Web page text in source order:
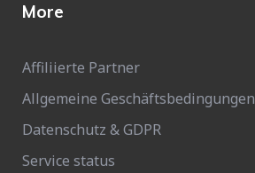
More
Affiliierte Partner
Allgemeine Geschäftsbedingungen
Datenschutz & GDPR
Service status